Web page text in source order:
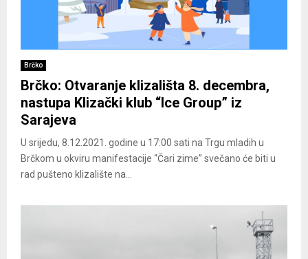
Brčko
Brčko: Otvaranje klizališta 8. decembra,
nastupa Klizački klub “Ice Group” iz
Sarajeva
U srijedu, 8.12.2021. godine u 17:00 sati na Trgu mladih u
Brčkom u okviru manifestacije “Čari zime” svečano će biti u
rad pušteno klizalište na...